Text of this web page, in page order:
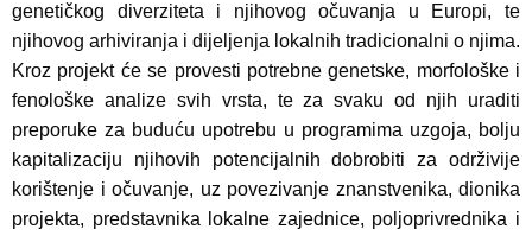
genetičkog diverziteta i njihovog očuvanja u Europi, te
njihovog arhiviranja i dijeljenja lokalnih tradicionalni o njima.
Kroz projekt će se provesti potrebne genetske, morfološke i
fenološke analize svih vrsta, te za svaku od njih uraditi
preporuke za buduću upotrebu u programima uzgoja, bolju
kapitalizaciju njihovih potencijalnih dobrobiti za održivije
korištenje i očuvanje, uz povezivanje znanstvenika, dionika
projekta, predstavnika lokalne zajednice, poljoprivrednika i